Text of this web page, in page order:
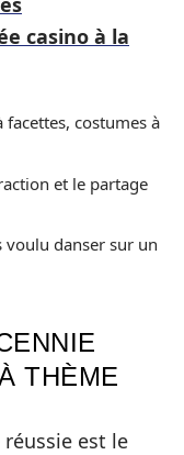
casino à la
facettes, costumes à
et le partage
voulu danser sur un
THÈME
est le